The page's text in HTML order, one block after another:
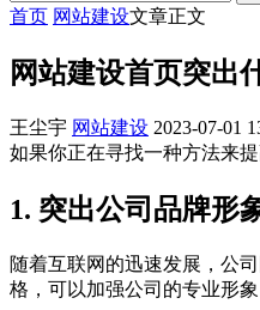
首页 网站建设文章正文
网站建设首页突出
王尘宇 网站建设 2023-07-01
如果你正在寻找一种方法来
1. 突出公司品牌形
随着互联网的迅速发展，公
格，可以加强公司的专业形象